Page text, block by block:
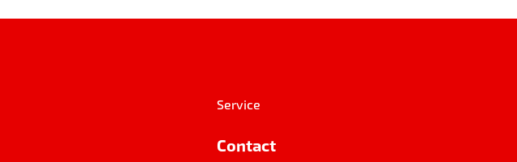
Service
Contact